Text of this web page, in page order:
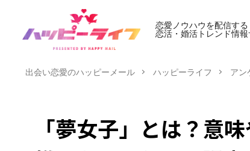
恋愛ノウハウを配信する
恋活・婚活トレンド情報
出会い恋愛のハッピーメール ハッピーライフ アン
「夢女子」とは？意